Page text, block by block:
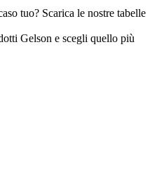
tuo? Scarica le nostre tabelle
Gelson e scegli quello più